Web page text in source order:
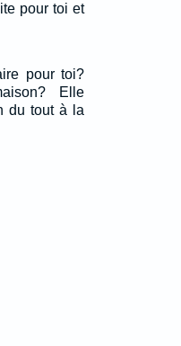
pour toi et
pour toi?
Elle
du tout à la